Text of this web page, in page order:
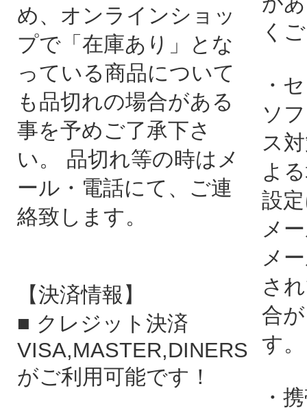
め、オンラインショッ
プで「在庫あり」とな
っている商品について
も品切れの場合がある
事を予めご了承下さ
い。 品切れ等の時はメ
ール・電話にて、ご連
絡致します。
【決済情報】
■ クレジット決済
VISA,MASTER,DINERS
がご利用可能です！
く
・
ソ
ス
よ
設
メ
メ
さ
合
す。
・